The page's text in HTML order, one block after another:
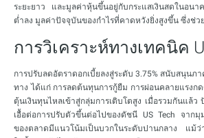
ระยะยาว และมูลค่าหุ้นขึ้นอยู่กับกระแสเงินสดในอน
ต่ำลง มูลค่าปัจจุบันของกำไรที่คาดหวังยิ่งสูงขึ้น ซึ่งช่
การวิเคราะห์ทางเทคนิค
การปรับลดอัตราดอกเบี้ยลงสู่ระดับ 3.75% สนับสนุนภ
ทาง ได้แก่ การลดต้นทุนการกู้ยืม การผ่อนคลายแรงก
ตุ้นเงินทุนไหลเข้าสู่กลุ่มการเติบโตสูง เมื่อรวมกันแล้ว
เอื้อต่อการปรับตัวขึ้นต่อไปของดัชนี US Tech จากมุ
ของตลาดมีแนวโน้มเป็นบวกในระดับปานกลาง แม้ว่